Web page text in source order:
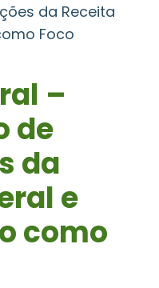
da Receita
Foco
–
de
da
e
como